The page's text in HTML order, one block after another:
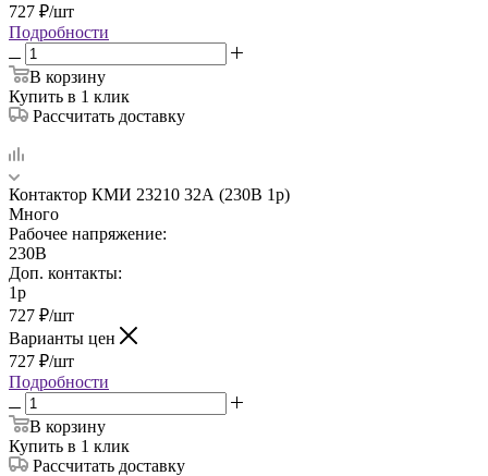
727 ₽/шт
Подробности
В корзину
Купить в 1 клик
Рассчитать доставку
Контактор КМИ 23210 32А (230В 1р)
Много
Рабочее напряжение:
230В
Доп. контакты:
1р
727 ₽/шт
Варианты цен
727 ₽/шт
Подробности
В корзину
Купить в 1 клик
Рассчитать доставку